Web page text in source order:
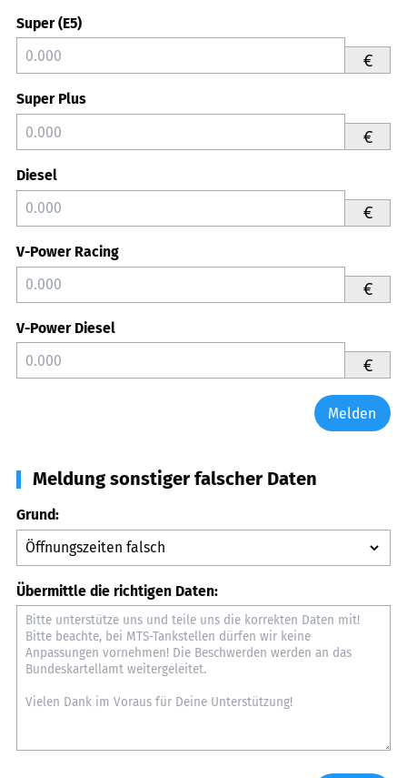
Super (E5)
€
Super Plus
€
Diesel
€
V-Power Racing
€
V-Power Diesel
€
Melden
Meldung sonstiger falscher Daten
Grund:
Übermittle die richtigen Daten: